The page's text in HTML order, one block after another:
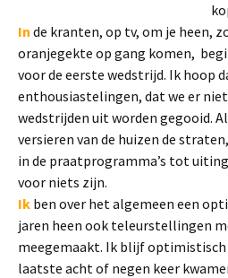
In de kranten, op tv, om je heen,
oranjegekte op gang komen,
voor de eerste wedstrijd. Ik hoop
enthousiastelingen, dat we er
wedstrijden uit worden gegooid.
versieren van de huizen de
in de praatprogramma’s tot
voor niets zijn.
Ik ben over het algemeen een
jaren heen ook teleurstellingen
meegemaakt. Ik blijf optimistisch
laatste acht of negen keer